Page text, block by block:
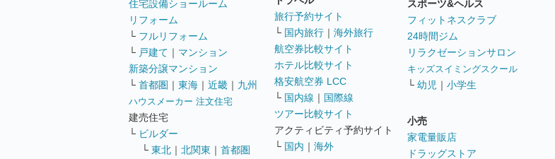
住宅設備ショールーム
リフォーム
└ フルリフォーム
└ 戸建て ｜ マンション
新築分譲マンション
└ 首都圏 ｜ 東海 ｜ 近畿 ｜ 九州
ハウスメーカー 注文住宅
建売住宅
└ ビルダー
└ 東北 ｜ 北関東 ｜ 首都圏
旅行予約サイト
└ 国内旅行 ｜ 海外旅行
航空券比較サイト
ホテル比較サイト
格安航空券 LCC
└ 国内線 ｜ 国際線
ツアー比較サイト
アクティビティ予約サイト
└ 国内 ｜ 海外
スポーツ&ヘルス
フィットネスクラブ
24時間ジム
リラクゼーションサロン
キッズスイミングスクール
└ 幼児 ｜ 小学生
小売
家電量販店
ドラッグストア